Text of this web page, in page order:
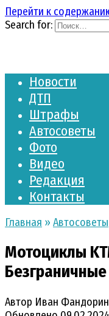
Перейти к
Search for:
Новости
ДТП
Штрафы
Автосоветы
Фото
Видео
Редакция
Контакты
Главная » Автосоветы
Мотоциклы
Автор Иван Фандорин